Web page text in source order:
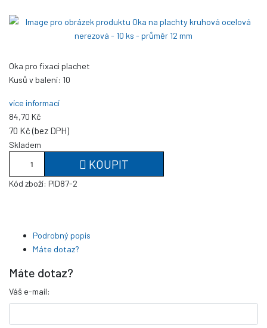
Oka pro fixaci plachet
Kusů v balení: 10
více informací
84,70 Kč
70 Kč (bez DPH)
Skladem
KOUPIT
Kód zboží: PID87-2
Podrobný popis
Máte dotaz?
Máte dotaz?
Váš e-mail: